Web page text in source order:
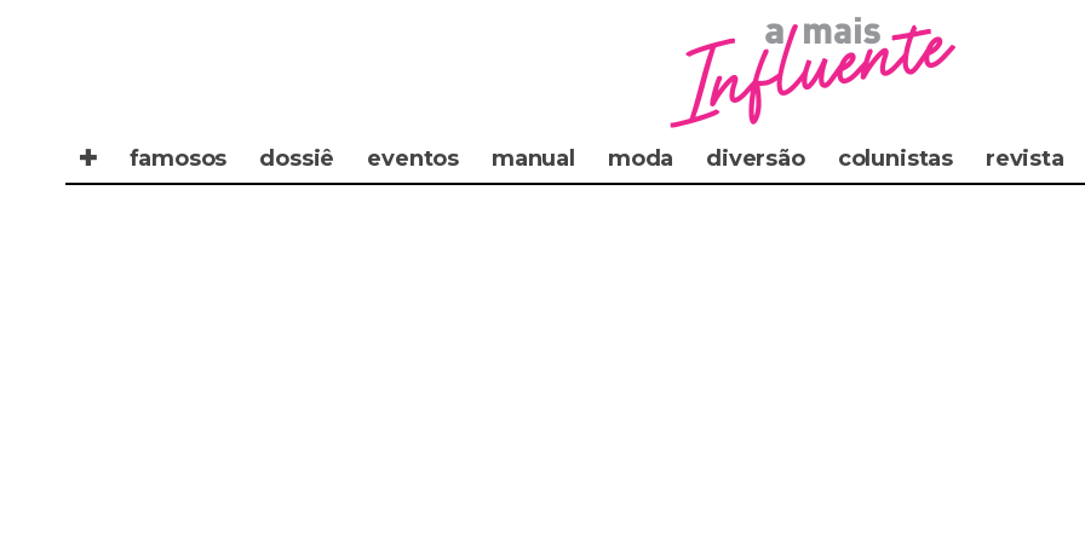
✚ famosos dossiê eventos manual moda diversão colunistas revista